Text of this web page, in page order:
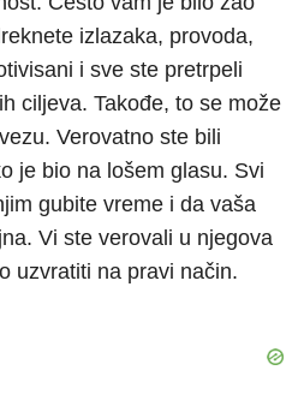
izlazaka, provoda,
i sve ste pretrpeli
ciljeva. Takođe, to se može
Verovatno ste bili
je bio na lošem glasu. Svi
gubite vreme i da vaša
Vi ste verovali u njegova
uzvratiti na pravi način.